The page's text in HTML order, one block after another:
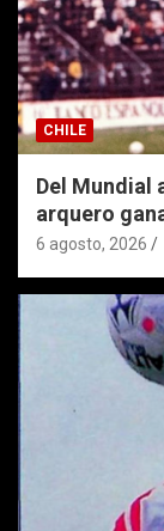
CHILE
Del Mundial
arquero
6 agosto, 2026